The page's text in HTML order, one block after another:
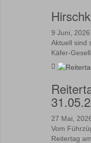
9 Juni, 2026
Aktuell sind
Käfer-
27 Mai,
Vom
Reitertag